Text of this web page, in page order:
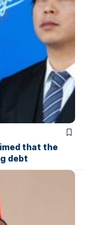
that the
debt